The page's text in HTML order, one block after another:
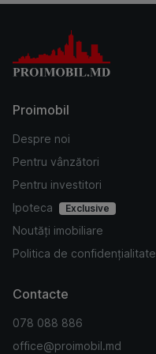
Proimobil
Despre noi
Pentru vânzători
Pentru investitori
Ipoteca
Exclusive
Noutăți imobiliare
Politica de confidențialitate
Contacte
078 088 886
office@proimobil.md